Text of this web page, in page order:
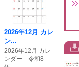
2026年12月 カレ
ン...
2026年12月 カレ
ンダー 令和8